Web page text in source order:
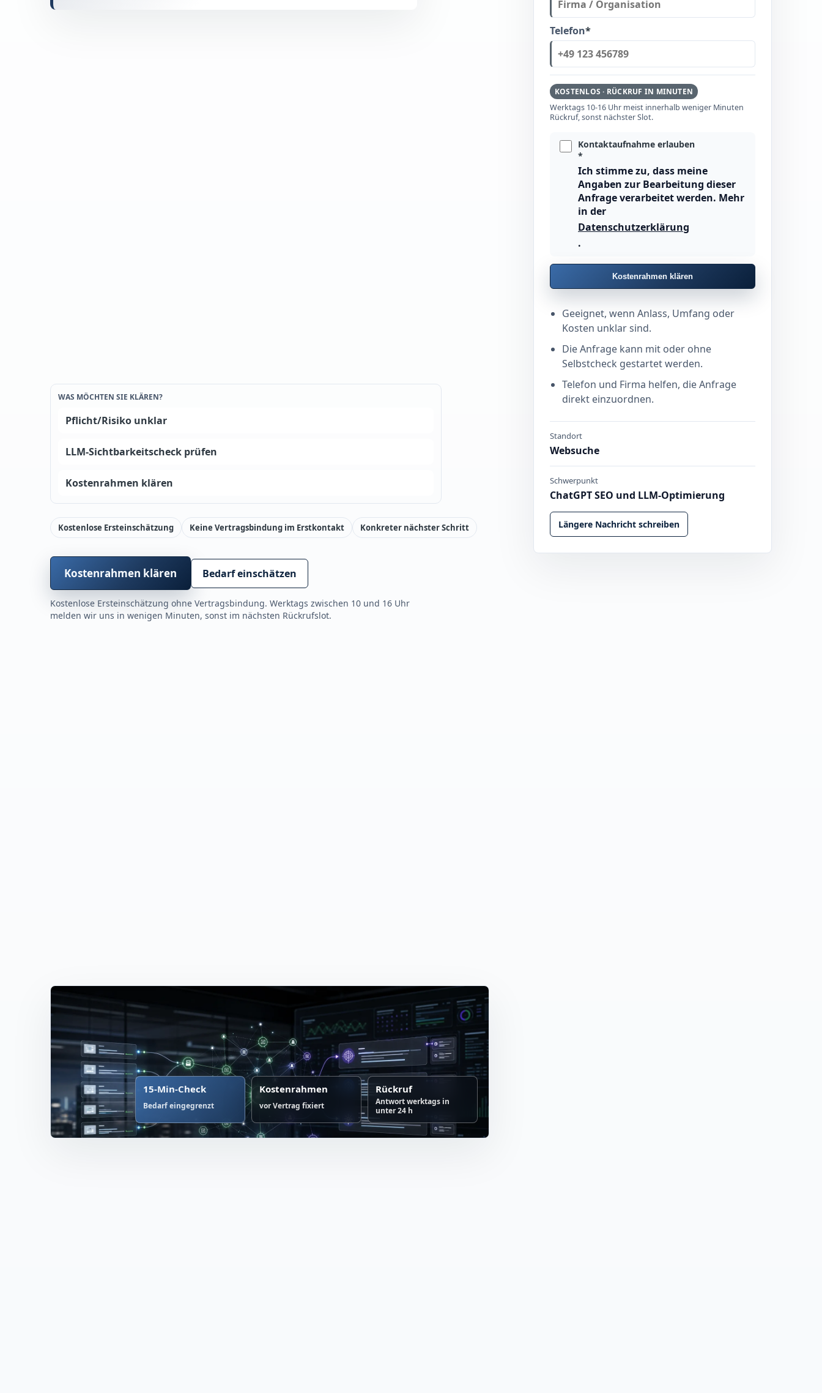
15-Min-Check
Bedarf eingegrenzt
Kostenrahmen
vor Vertrag fixiert
Rückruf
Antwort werktags in
unter 24 h
WAS MÖCHTEN SIE KLÄREN?
Pflicht/Risiko unklar
LLM-Sichtbarkeitscheck prüfen
Kostenrahmen klären
Kostenlose Ersteinschätzung Keine Vertragsbindung im Erstkontakt Konkreter nächster Schritt
Kostenrahmen klären Bedarf einschätzen
Kostenlose Ersteinschätzung ohne Vertragsbindung. Werktags zwischen 10 und 16 Uhr
melden wir uns in wenigen Minuten, sonst im nächsten Rückrufslot.
Telefon*
KOSTENLOS · RÜCKRUF IN MINUTEN
Werktags 10-16 Uhr meist innerhalb weniger Minuten
Rückruf, sonst nächster Slot.
Kontaktaufnahme erlauben
*
Ich stimme zu, dass meine
Angaben zur Bearbeitung dieser
Anfrage verarbeitet werden. Mehr
in der
Datenschutzerklärung
.
Kostenrahmen klären
Geeignet, wenn Anlass, Umfang oder
Kosten unklar sind.
Die Anfrage kann mit oder ohne
Selbstcheck gestartet werden.
Telefon und Firma helfen, die Anfrage
direkt einzuordnen.
Standort
Websuche
Schwerpunkt
ChatGPT SEO und LLM-Optimierung
Längere Nachricht schreiben